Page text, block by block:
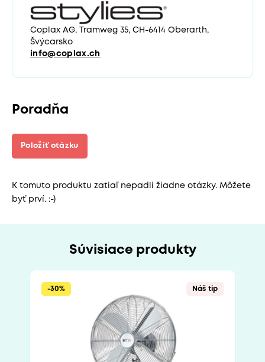
Coplax AG, Tramweg 35, CH-6414 Oberarth,
Švýcarsko
info@coplax.ch
Poradňa
Položiť otázku
K tomuto produktu zatiaľ nepadli žiadne otázky. Môžete
byť prví. :-)
Súvisiace produkty
-30% Náš tip